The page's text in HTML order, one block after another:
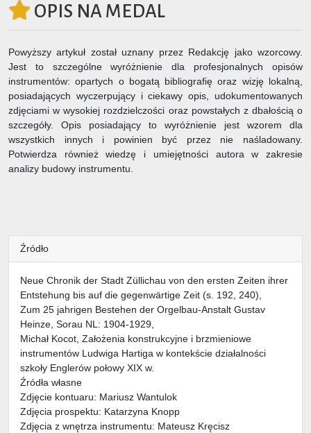
OPIS NA MEDAL
Powyższy artykuł został uznany przez Redakcję jako wzorcowy.
Jest to szczególne wyróżnienie dla profesjonalnych opisów
instrumentów: opartych o bogatą bibliografię oraz wizję lokalną,
posiadających wyczerpujący i ciekawy opis, udokumentowanych
zdjęciami w wysokiej rozdzielczości oraz powstałych z dbałością o
szczegóły. Opis posiadający to wyróżnienie jest wzorem dla
wszystkich innych i powinien być przez nie naśladowany.
Potwierdza również wiedzę i umiejętności autora w zakresie
analizy budowy instrumentu.
Źródło
Neue Chronik der Stadt Züllichau von den ersten Zeiten ihrer
Entstehung bis auf die gegenwärtige Zeit (s. 192, 240),
Zum 25 jahrigen Bestehen der Orgelbau-Anstalt Gustav
Heinze, Sorau NL: 1904-1929,
Michał Kocot, Założenia konstrukcyjne i brzmieniowe
instrumentów Ludwiga Hartiga w kontekście działalności
szkoły Englerów połowy XIX w.
Źródła własne
Zdjęcie kontuaru: Mariusz Wantulok
Zdjęcia prospektu: Katarzyna Knopp
Zdjęcia z wnętrza instrumentu: Mateusz Kręcisz